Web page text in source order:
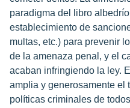
paradigma del libro
establecimiento de
multas, etc.) para prevenir
de la amenaza penal, y el
acaban infringiendo la ley.
amplia y generosamente el
políticas criminales de